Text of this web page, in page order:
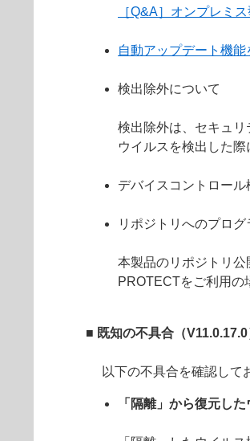
［Q&A］オンプレミ
自動アップデート機
検出除外について
検出除外は、セキュリ
ウイルスを検出した際
デバイスコントロー
リポジトリへのプロ
本製品のリポジトリ
PROTECTをご利用の
■ 既知の不具合（V11.0.17.0
以下の不具合を確認して
「隔離」から復元し